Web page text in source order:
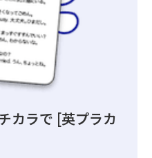
カラで [英プラカ